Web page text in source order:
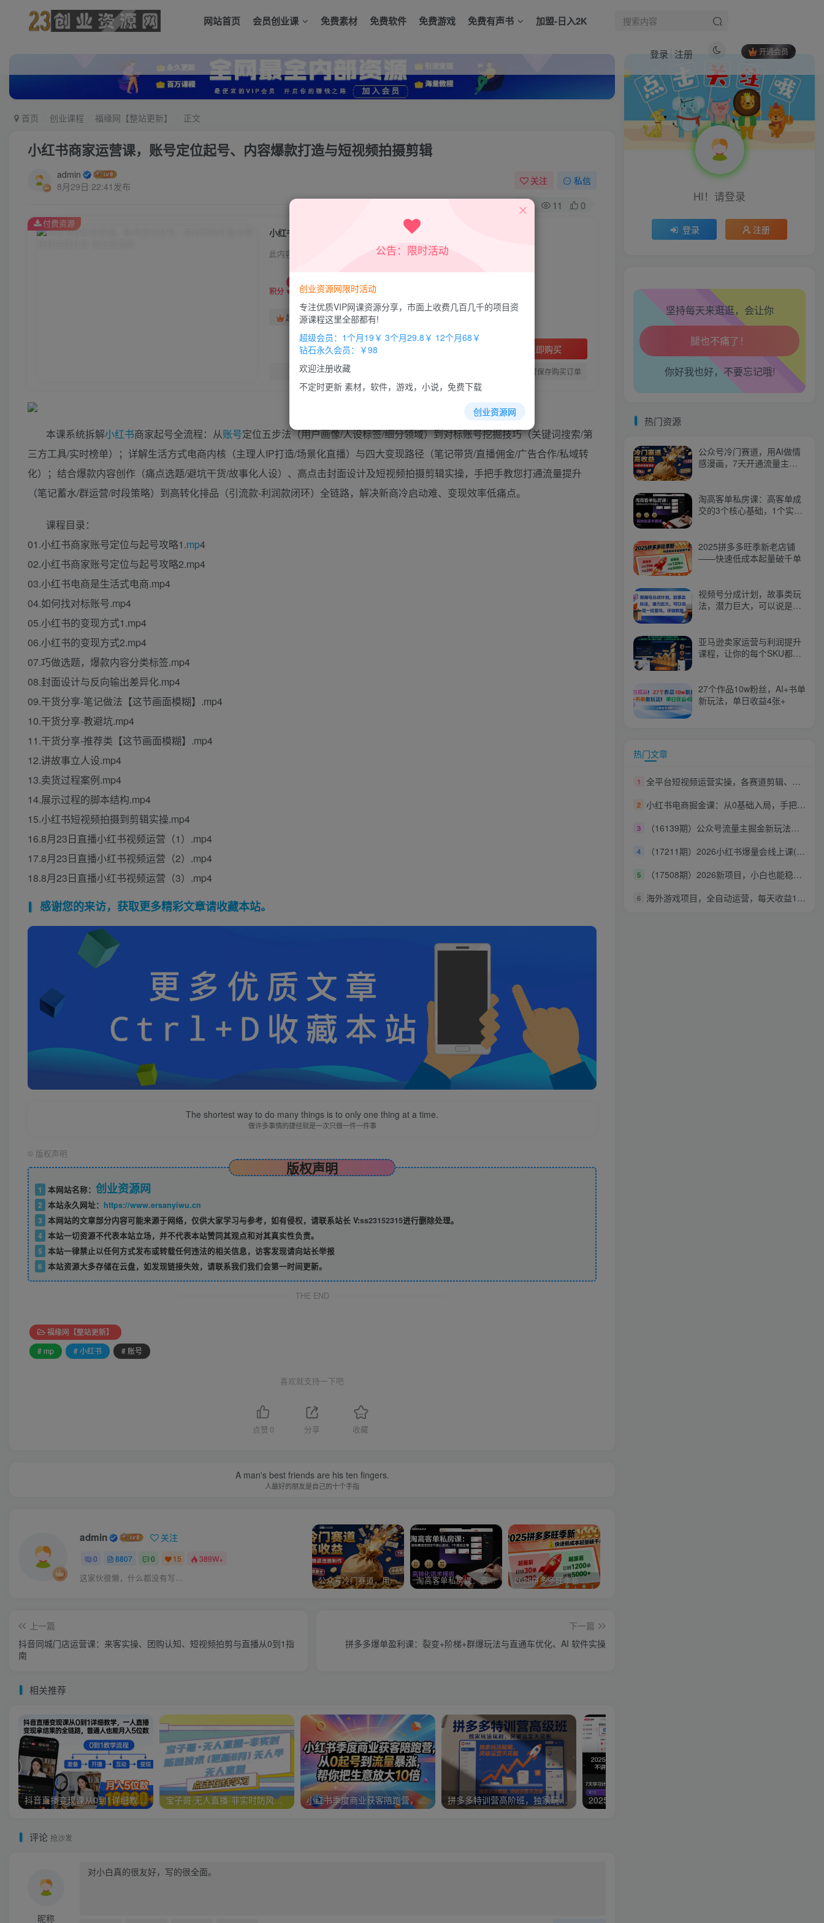
网站首页 会员创业课 免费素材 免费软件 免费游戏 免费有声书 加盟-日入2K
开通会员
登录 注册
首页 创业课程 福缘网【整站更新】 正文
小红书商家运营课，账号定位起号、内容爆款打造与短视频拍摄剪辑
admin
8月29日 22:41发布
关注 私信
0 11 0
小红书商家运营课，账号定位起号、内容爆款打造与短视频拍摄剪辑
此内容为付费资源，请付费后查看
积分 9.8积分19.8
超级会员免费 钻石会员
立即购买
您当前未登录！建议登陆后购买，办理会员包月更省钱，可保存购买订单
付费资源
本课系统拆解小红书商家起号全流程：从账号定位五步法（用户画像/人设标签/细分领域）到对标账号挖掘技巧（关键词搜索/第
三方工具/实时榜单）；详解生活方式电商内核（主理人IP打造/场景化直播）与四大变现路径（笔记带货/直播佣金/广告合作/私域转
化）；结合爆款内容创作（痛点选题/避坑干货/故事化人设）、高点击封面设计及短视频拍摄剪辑实操，手把手教您打通流量提升
（笔记蓄水/群运营/时段策略）到高转化排品（引流款-利润款闭环）全链路，解决新商冷启动难、变现效率低痛点。
课程目录：
01.小红书商家账号定位与起号攻略1.mp4
02.小红书商家账号定位与起号攻略2.mp4
03.小红书电商是生活式电商.mp4
04.如何找对标账号.mp4
05.小红书的变现方式1.mp4
06.小红书的变现方式2.mp4
07.巧做选题，爆款内容分类标签.mp4
08.封面设计与反向输出差异化.mp4
09.干货分享-笔记做法【这节画面模糊】.mp4
10.干货分享-教避坑.mp4
11.干货分享-推荐类【这节画面模糊】.mp4
12.讲故事立人设.mp4
13.卖货过程案例.mp4
14.展示过程的脚本结构.mp4
15.小红书短视频拍摄到剪辑实操.mp4
16.8月23日直播小红书视频运营（1）.mp4
17.8月23日直播小红书视频运营（2）.mp4
18.8月23日直播小红书视频运营（3）.mp4
感谢您的来访，获取更多精彩文章请收藏本站。
The shortest way to do many things is to only one thing at a time.
做许多事情的捷径就是一次只做一件一件事
© 版权声明
版权声明
1 本网站名称： 创业资源网
2 本站永久网址： https://www.ersanyiwu.cn
3 本网站的文章部分内容可能来源于网络，仅供大家学习与参考，如有侵权，请联系站长 V:ss23152315进行删除处理。
4 本站一切资源不代表本站立场，并不代表本站赞同其观点和对其真实性负责。
5 本站一律禁止以任何方式发布或转载任何违法的相关信息，访客发现请向站长举报
6 本站资源大多存储在云盘，如发现链接失效，请联系我们我们会第一时间更新。
THE END
福缘网【整站更新】
# mp
# 小红书 # 账号
喜欢就支持一下吧
点赞 0 分享 收藏
A man's best friends are his ten fingers.
人最好的朋友是自己的十个手指
admin 关注
0 8807 0 15 389W+
这家伙很懒，什么都没有写... 公众号冷门赛道，用AI做情感漫画，7天开通流量主，操作简单，小白可玩 淘高客单私房课：高客单成交的3个核心基础，1个实操法宝 2025拼多多旺季新老店铺——快速低成本起量破千单
上一篇
抖音同城门店运营课：来客实操、团购认知、短视频拍剪与直播从0到1指
南
下一篇
拼多多爆单盈利课：裂变+阶梯+群爆玩法与直通车优化、AI 软件实操
相关推荐
抖音直播变现课从0到1详细教学，一人直播变现拿结果的全链路，普通人也能月入5位数 宝子哥·无人直播-非实时防风技术(更新25年9月)无人半无人直播 小红书季度商业获客陪跑营，从0起号到流量暴涨，帮你把生意放大10倍 拼多多特训营高阶班，独家玩法赋能，突破运营天花板（更新26年5月23日）
评论 抢沙发
昵称
热门文章
全平台短视频运营实操，各赛道剪辑、快手直播、数字人应用等，快速实现短视频变现
小红书电商掘金课：从0基础入局，手把手带你打通选品、引流、出单全链路
（16139期）公众号流量主掘金新玩法，利用AI工具发布爆文，小白也能篇篇10W+文章，…
（17211期）2026小红书爆量会线上课(更新) ：0到1打造高收益带货账号，靠小红书带货年入100w？机会来了！
（17508期）2026新项目，小白也能稳操作，每单盈利1000+上不封顶
HI！请登录
登录 注册
坚持每天来逛逛，会让你
心情也舒畅了！
走路也有劲了！
腿也不痛了！
腰也不酸了！
你好我也好，不要忘记哦!
热门资源
公众号冷门赛道，用AI做情
感漫画，7天开通流量主，
淘高客单私房课：高客单成
交的3个核心基础，1个实操
2025拼多多旺季新老店铺
——快速低成本起量破千单
视频号分成计划，故事类玩
法，潜力巨大，可以说是一
亚马逊卖家运营与利润提升
课程，让你的每个SKU都成
27个作品10w粉丝，AI+书单
新玩法，单日收益4张+
热门文章
1 全平台短视频运营实操，各赛道剪辑、快手直播、数字人应用等，快速实现短视频变现
2 小红书电商掘金课：从0基础入局，手把手带你打通选品、引流、出单全链路
3 （16139期）公众号流量主掘金新玩法，利用AI工具发布爆文，小白也能篇篇10W+文章，…
4 （17211期）2026小红书爆量会线上课(更新) ：0到1打造高收益带货账号，靠小红书带货年入100w？机会来了！
5 （17508期）2026新项目，小白也能稳操作，每单盈利1000+上不封顶
6 海外游戏项目，全自动运营，每天收益1000+长期稳定【揭秘】
公告：限时活动
创业资源网限时活动
专注优质VIP网课资源分享，市面上收费几百几千的项目资
源课程这里全部都有!
超级会员：1个月19￥ 3个月29.8￥ 12个月68￥
钻石永久会员：￥98
欢迎注册收藏
不定时更新 素材，软件，游戏，小说，免费下载
创业资源网